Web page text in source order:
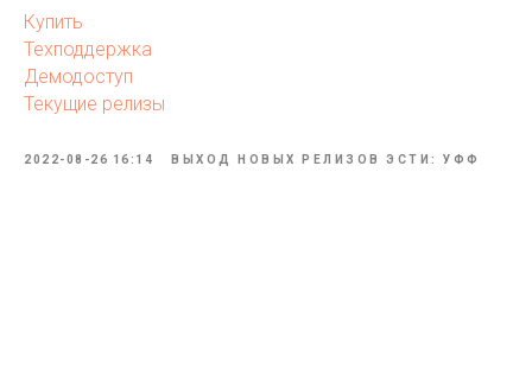
Купить
Техподдержка
Демодоступ
Текущие релизы
2022-08-26 16:14 ВЫХОД НОВЫХ РЕЛИЗОВ ЭСТИ: УФФ